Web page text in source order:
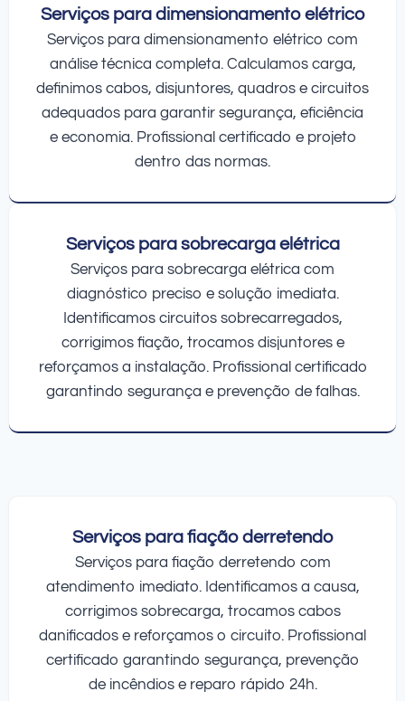
Serviços para dimensionamento elétrico
Serviços para dimensionamento elétrico com
análise técnica completa. Calculamos carga,
definimos cabos, disjuntores, quadros e circuitos
adequados para garantir segurança, eficiência
e economia. Profissional certificado e projeto
dentro das normas.
Serviços para sobrecarga elétrica
Serviços para sobrecarga elétrica com
diagnóstico preciso e solução imediata.
Identificamos circuitos sobrecarregados,
corrigimos fiação, trocamos disjuntores e
reforçamos a instalação. Profissional certificado
garantindo segurança e prevenção de falhas.
Serviços para fiação derretendo
Serviços para fiação derretendo com
atendimento imediato. Identificamos a causa,
corrigimos sobrecarga, trocamos cabos
danificados e reforçamos o circuito. Profissional
certificado garantindo segurança, prevenção
de incêndios e reparo rápido 24h.